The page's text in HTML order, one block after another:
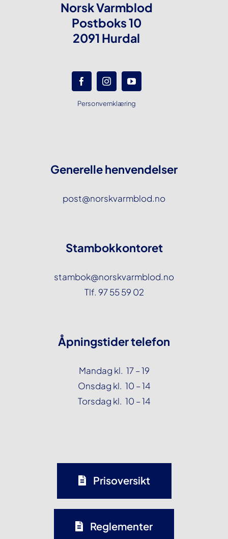
Norsk Varmblod
Postboks 10
2091 Hurdal
Personvernklæring
Generelle henvendelser
post@norskvarmblod.no
Stambokkontoret
stambok@norskvarmblod.no
Tlf. 97 55 59 02
Åpningstider telefon
Mandag kl. 17 – 19
Onsdag kl. 10 – 14
Torsdag kl. 10 – 14
Prisoversikt
Reglementer